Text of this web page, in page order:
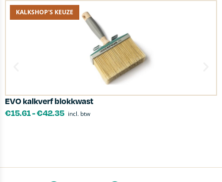
KALKSHOP'S KEUZE
EVO kalkverf blokkwast
€15.61-€42.35 incl. btw